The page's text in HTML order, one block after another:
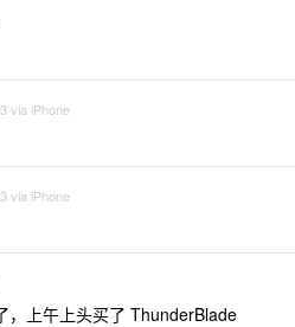
via iPhone
via iPhone
，上午上头买了 ThunderBlade